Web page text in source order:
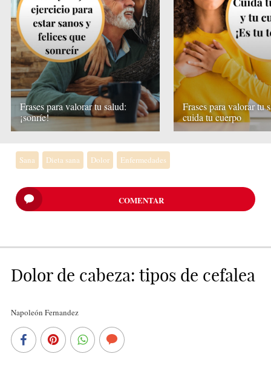
Frases para valorar tu salud:
¡sonríe!
Frases para valorar tu
cuida tu cuerpo
Sana Dieta sana Dolor Enfermedades
COMENTAR
Dolor de cabeza: tipos de cefalea
Napoleón Fernandez